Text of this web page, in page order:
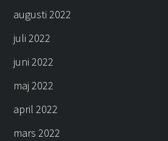
augusti 2022
juli 2022
juni 2022
maj 2022
april 2022
mars 2022